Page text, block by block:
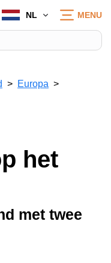
NL MENU
Europa
het
met twee